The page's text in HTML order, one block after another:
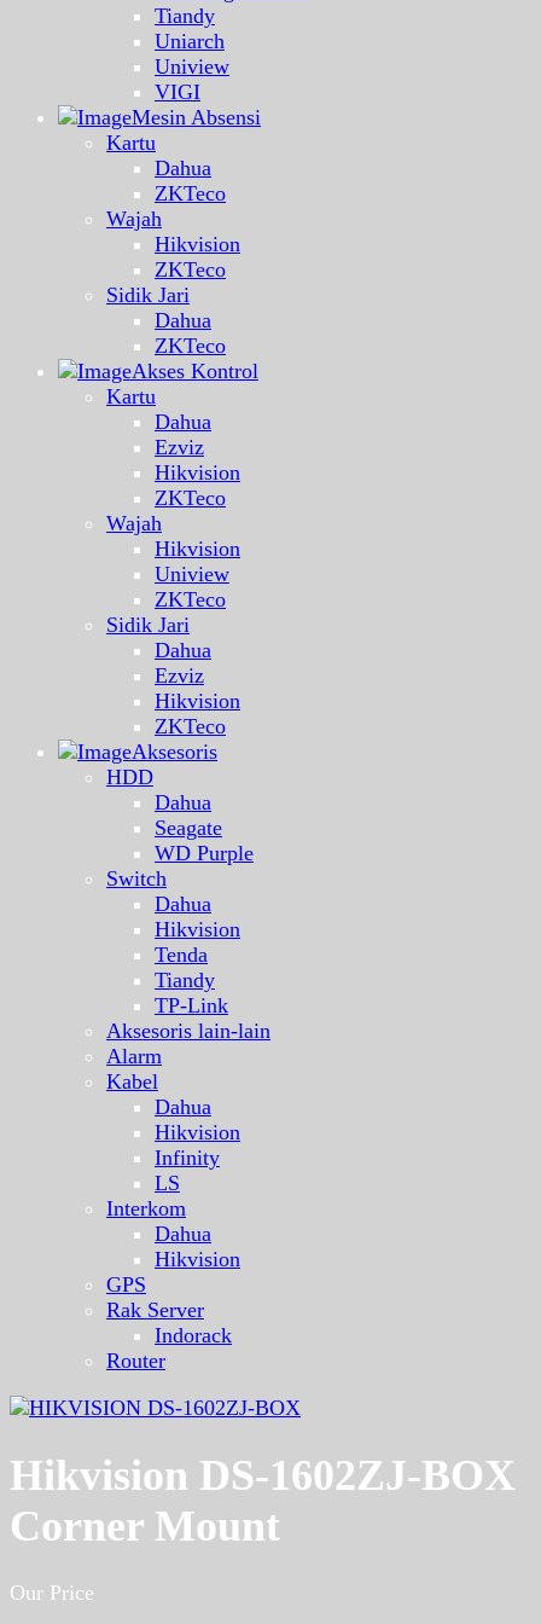
Tiandy
Uniarch
Uniview
VIGI
Mesin Absensi
Kartu
Dahua
ZKTeco
Wajah
Hikvision
ZKTeco
Sidik Jari
Dahua
ZKTeco
Akses Kontrol
Kartu
Dahua
Ezviz
Hikvision
ZKTeco
Wajah
Hikvision
Uniview
ZKTeco
Sidik Jari
Dahua
Ezviz
Hikvision
ZKTeco
Aksesoris
HDD
Dahua
Seagate
WD Purple
Switch
Dahua
Hikvision
Tenda
Tiandy
TP-Link
Aksesoris lain-lain
Alarm
Kabel
Dahua
Hikvision
Infinity
LS
Interkom
Dahua
Hikvision
GPS
Rak Server
Indorack
Router
Hikvision DS-1602ZJ-BOX
Corner Mount
Our Price